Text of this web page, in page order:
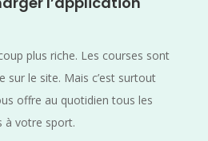
plus riche. Les courses sont
sur le site. Mais c’est surtout
offre au quotidien tous les
à votre sport.